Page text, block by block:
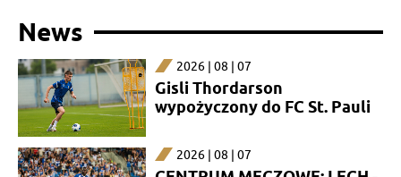
News
2026 | 08 | 07
Gisli Thordarson
wypożyczony do FC St. Pauli
2026 | 08 | 07